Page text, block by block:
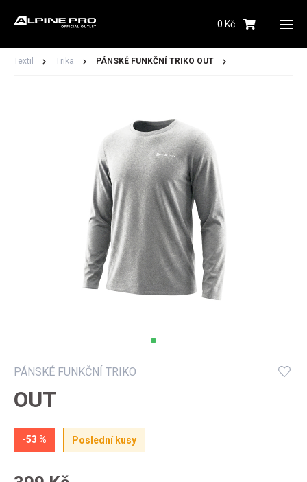
0 Kč
Textil Trika PÁNSKÉ FUNKČNÍ TRIKO OUT
PÁNSKÉ FUNKČNÍ TRIKO
OUT
-53 % Poslední kusy
Upozornění budeme zasílat na Vámi registrovanou
Hlídacího psa můžete kdykoliv zrušit ve svém